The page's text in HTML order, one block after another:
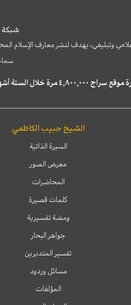
شبكة
وتبليغي، يهدف لنشر معارف
الماضية، كما ظهر في نتائج البحث في محركات البحث٢٢,٢٩٠,٠٠٠ مرّة.
الشيخ حبيب الكاظمي
السيرة الذاتية
معرض الصور
المحاضرات
كلمات قصيرة
ومضة تفسيرية
جواهر البحار
تفسير المتدبرين
مسائل وردود
المؤلفات